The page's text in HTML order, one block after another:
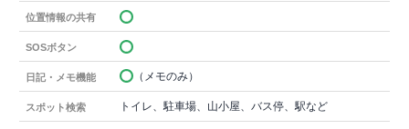
位置情報の共有
SOSボタン
日記・メモ機能 （メモのみ）
スポット検索 トイレ、駐車場、山小屋、バス停、駅など